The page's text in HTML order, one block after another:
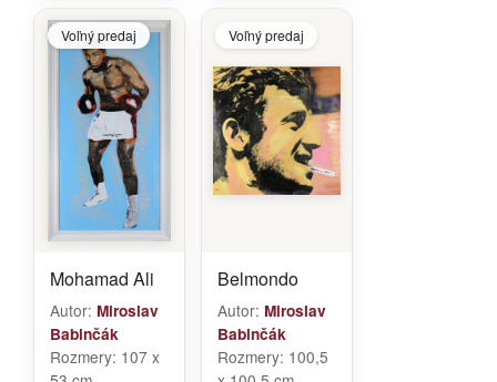
Voľný predaj
Mohamad Ali
Autor: Miroslav
Babinčák
Rozmery: 107 x
Voľný predaj
Belmondo
Autor: Miroslav
Babinčák
Rozmery: 100,5